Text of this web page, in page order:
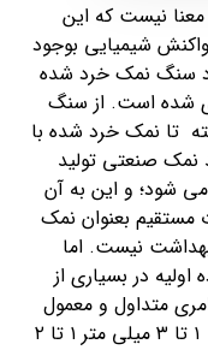
معنا نیست که این
شیمیایی بوجود
سنگ نمک خرد شده
شده است. از سنگ
تا نمک خرد شده با
نمک صنعتی تولید
شود؛ و این به آن
مستقیم بعنوان نمک
بهداشت نیست. اما
اولیه در بسیاری از
متداول و معمول
است. نمک شکری: دانه بندی مختلف از ۱ تا ۳ میلی متر ۱ تا ۲